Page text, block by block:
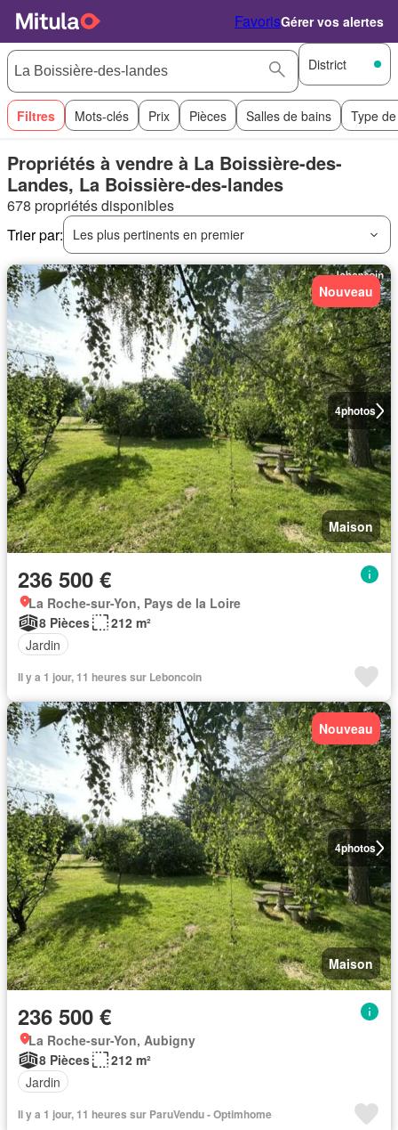
FavorisGérer vos alertes
District
Filtres Mots-clés Prix Pièces Salles de bains Type
Propriétés à vendre à La Boissière-des-
Landes, La Boissière-des-landes
678 propriétés disponibles
Trier par:
Les plus pertinents en premier
4photos
Nouveau
Maison
236 500 €
La Roche-sur-Yon, Pays de la Loire
8 Pièces
212 m²
Jardin
Il y a 1 jour, 11 heures sur Leboncoin
4photos
Nouveau
Maison
236 500 €
La Roche-sur-Yon, Aubigny
8 Pièces
212 m²
Jardin
Il y a 1 jour, 11 heures sur ParuVendu - Optimhome